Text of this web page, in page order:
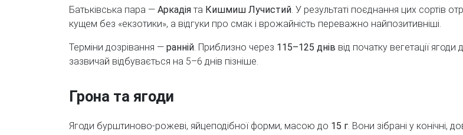
Батьківська пара — Аркадія та Кишмиш Лучистий. У результаті поєднання цих сортів
кущем без «екзотики», а відгуки про смак і врожайність переважно найпозитивніші.
Терміни дозрівання — ранній. Приблизно через 115–125 днів від початку вегетації
зазвичай відбувається на 5–6 днів пізніше.
Грона та ягоди
Ягоди бурштиново-рожеві, яйцеподібної форми, масою до 15 г. Вони зібрані у конічні,